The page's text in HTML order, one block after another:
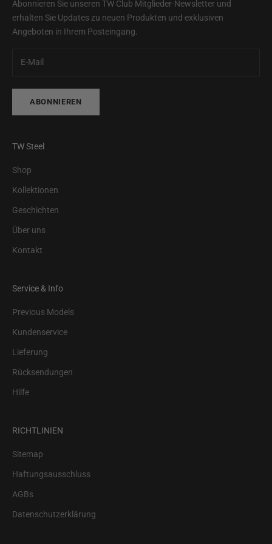
Abonnieren Sie unseren TW Club Mitglieder-Newsletter und
erhalten Sie Updates zu neuen Produkten und exklusiven
Angeboten in Ihrem Posteingang.
ABONNIEREN
TW Steel
Shop
Kollektionen
Geschichten
Über uns
Kontakt
Service & Info
Previous Models
Kundenservice
Lieferung
Rücksendungen
Hilfe
RICHTLINIEN
Sitemap
Haftungsausschluss
AGBs
Datenschutzerklärung